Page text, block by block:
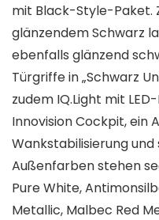
mit Black-Style-Paket.
glänzendem Schwarz
ebenfalls glänzend
Türgriffe in „Schwarz
zudem IQ.Light mit
Innovision Cockpit,
Wankstabilisierung und
Außenfarben stehen
Pure White,
Metallic, Malbec Red